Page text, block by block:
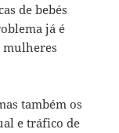
de bebés
já é
mulheres
também os
e tráfico de